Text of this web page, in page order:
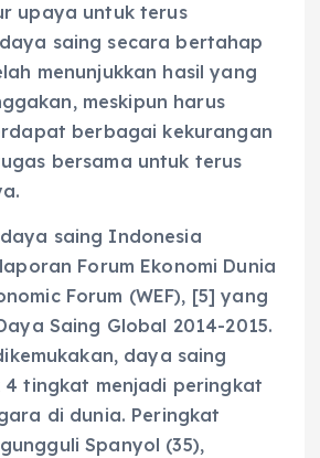
upaya untuk terus
saing secara bertahap
menunjukkan hasil yang
meskipun harus
berbagai kekurangan
bersama untuk terus
saing Indonesia
Forum Ekonomi Dunia
Forum (WEF), [5] yang
Saing Global 2014-2015.
daya saing
4 tingkat menjadi peringkat
di dunia. Peringkat
Spanyol (35),